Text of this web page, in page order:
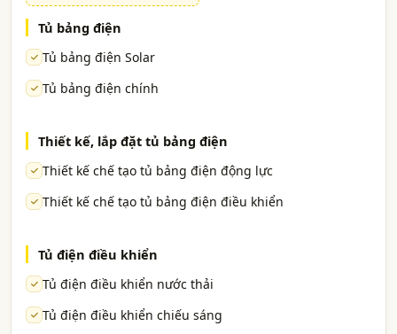
Tủ bảng điện
Tủ bảng điện Solar
Tủ bảng điện chính
Thiết kế, lắp đặt tủ bảng điện
Thiết kế chế tạo tủ bảng điện động lực
Thiết kế chế tạo tủ bảng điện điều khiển
Tủ điện điều khiển
Tủ điện điều khiển nước thải
Tủ điện điều khiển chiếu sáng